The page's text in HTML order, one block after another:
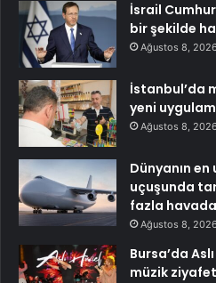
İsrail
bir şekilde
Ağustos 8, 2026
İstanbul’da
yeni
Ağustos 8, 2026
Dünyanın
uçuşunda
fazla
Ağustos 8, 2026
Bursa’da
müzik